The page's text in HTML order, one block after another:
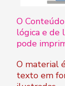
O
lógica e de
pode
O material
texto em